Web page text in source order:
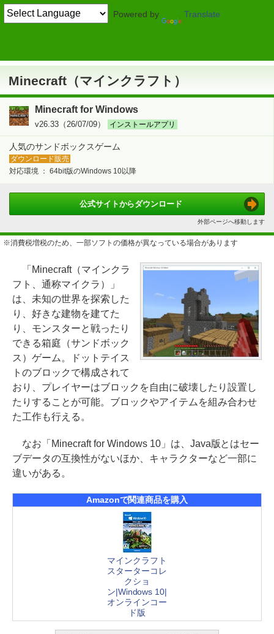
Powered by Translate
Minecraft（マインクラフト）
Minecraft for Windows
v26.33（26/07/09） インストールアプリ
人気のサンドボックスゲーム
ダウンロード販売
対応環境 ： 64bit版のWindows 10以降
公式サイトからダウンロード
外部ページへ移動します
※消費税増税のため、一部ソフトの価格が異なっている場合があります
「Minecraft（マインクラ
フト、通称マイクラ）」
は、未知の世界を探索した
り、好きな建物を建てた
り、モンスターと戦ったり
できる箱庭（サンドボック
ス）ゲーム。ドットテイス
トのブロックで構成されて
おり、プレイヤーはブロックを自由に破壊したり設置し
たりすることが可能。ブロックやアイテムを組み合わせ
た工作も行える。
なお「Minecraft for Windows 10」は、Java版とはセー
ブデータの互換性がないほか、キャラクターなど一部に
違いがある。
Amazonで関連商品を購入
マインクラフト
スターターコレ
クショ
ン|Windows 10|
オンラインコー
ド版